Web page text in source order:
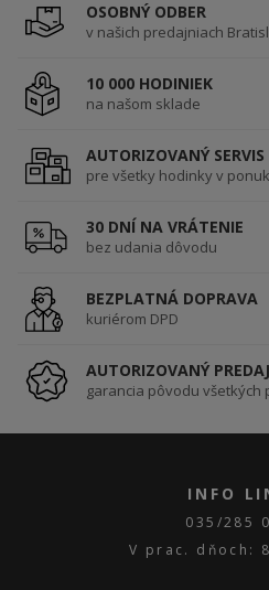
OSOBNÝ ODBER
v našich predajniach
10 000 HODINIEK
na našom sklade
AUTORIZOVANÝ SERVIS
pre všetky hodinky v
30 DNÍ NA VRÁTENIE
bez udania dôvodu
BEZPLATNÁ DOPRAVA
kuriérom DPD
AUTORIZOVANÝ
garancia pôvodu všetkých
INFO
035/285
V prac. dňoch: